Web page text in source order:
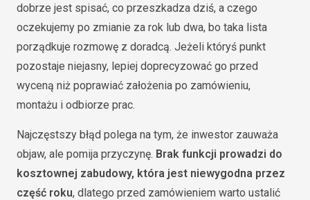
dobrze jest spisać, co przeszkadza dziś, a czego
oczekujemy po zmianie za rok lub dwa, bo taka lista
porządkuje rozmowę z doradcą. Jeżeli któryś punkt
pozostaje niejasny, lepiej doprecyzować go przed
wyceną niż poprawiać założenia po zamówieniu,
montażu i odbiorze prac.
Najczęstszy błąd polega na tym, że inwestor zauważa
objaw, ale pomija przyczynę. Brak funkcji prowadzi do
kosztownej zabudowy, która jest niewygodna przez
część roku, dlatego przed zamówieniem warto ustalić